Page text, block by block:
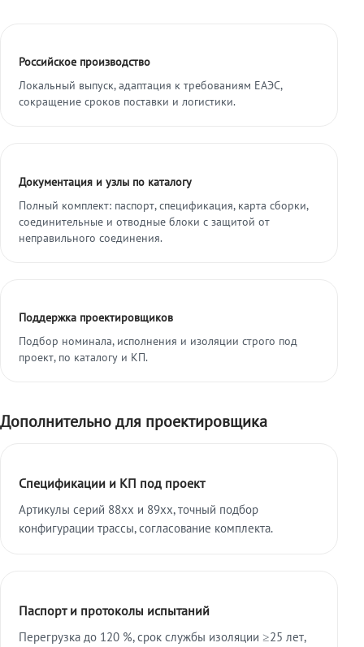
Российское производство
Локальный выпуск, адаптация к требованиям ЕАЭС,
сокращение сроков поставки и логистики.
Документация и узлы по каталогу
Полный комплект: паспорт, спецификация, карта сборки,
соединительные и отводные блоки с защитой от
неправильного соединения.
Поддержка проектировщиков
Подбор номинала, исполнения и изоляции строго под
проект, по каталогу и КП.
Дополнительно для проектировщика
Спецификации и КП под проект
Артикулы серий 88xx и 89xx, точный подбор
конфигурации трассы, согласование комплекта.
Паспорт и протоколы испытаний
Перегрузка до 120 %, срок службы изоляции ≥25 лет,